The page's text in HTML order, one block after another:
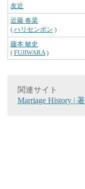
友近
近藤 春菜
( ハリセンボン )
藤本 敏史
( FUJIWARA)
関連サイト
Marriage History |